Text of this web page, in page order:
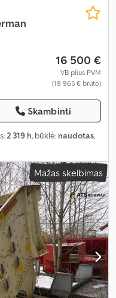
16 500 €
VB plius PVM
(19 965 € bruto)
Skambinti
2 319 h, būklė: naudotas,
Mažas skelbimas